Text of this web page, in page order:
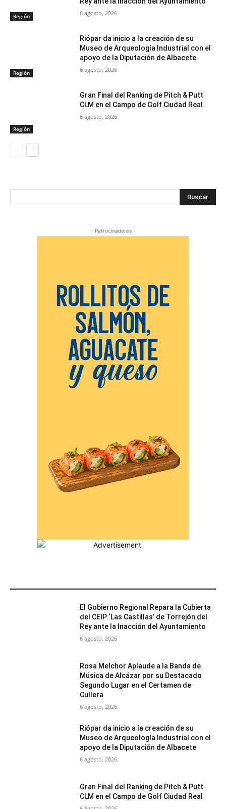
Región 6 agosto, 2026
Región
Riópar da inicio a la creación de su
Museo de Arqueología Industrial con el
apoyo de la Diputación de Albacete
6 agosto, 2026
Región
Gran Final del Ranking de Pitch & Putt
CLM en el Campo de Golf Ciudad Real
6 agosto, 2026
Buscar
- Patrocinadores -
El Gobierno Regional Repara la Cubierta
del CEIP ‘Las Castillas’ de Torrejón del
Rey ante la Inacción del Ayuntamiento
6 agosto, 2026
Rosa Melchor Aplaude a la Banda de
Música de Alcázar por su Destacado
Segundo Lugar en el Certamen de
Cullera
6 agosto, 2026
Riópar da inicio a la creación de su
Museo de Arqueología Industrial con el
apoyo de la Diputación de Albacete
6 agosto, 2026
Gran Final del Ranking de Pitch & Putt
CLM en el Campo de Golf Ciudad Real